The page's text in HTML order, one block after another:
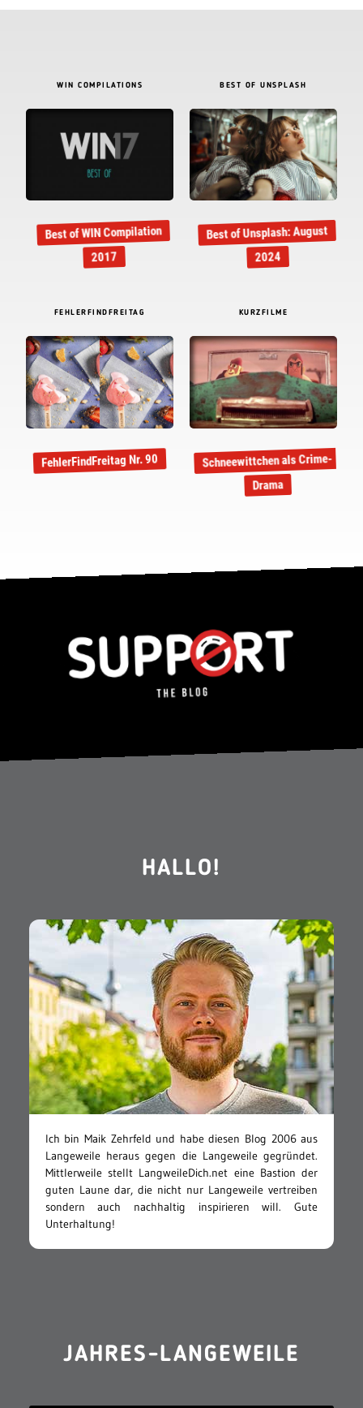
WIN COMPILATIONS
Best of WIN Compilation
2017
BEST OF UNSPLASH
Best of Unsplash: August
2024
FEHLERFINDFREITAG
FehlerFindFreitag Nr. 90
KURZFILME
Schneewittchen als Crime-
Drama
HALLO!
Ich bin Maik Zehrfeld und habe diesen Blog 2006 aus
Langeweile heraus gegen die Langeweile gegründet.
Mittlerweile stellt LangweileDich.net eine Bastion der
guten Laune dar, die nicht nur Langeweile vertreiben
sondern auch nachhaltig inspirieren will. Gute
Unterhaltung!
JAHRES-LANGEWEILE